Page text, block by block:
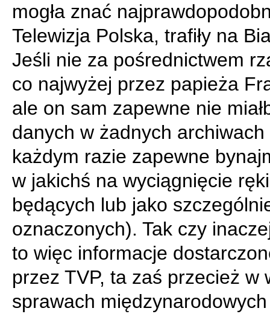
mogła znać
Telewizja Polska, trafiły na
Jeśli nie za pośrednictwem
co najwyżej przez papieża
ale on sam zapewne nie
danych w żadnych archiwach
każdym razie zapewne
w jakichś na wyciągnięcie ręki
będących lub jako
oznaczonych). Tak czy
to więc informacje
przez TVP, ta zaś przecież w
sprawach